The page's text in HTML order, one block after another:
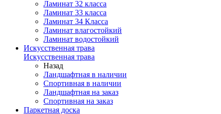
Ламинат 32 класса
Ламинат 33 класса
Ламинат 34 Класса
Ламинат влагостойкий
Ламинат водостойкий
Искусственная трава
Искусственная трава
Назад
Ландшафтная в наличии
Спортивная в наличии
Ландшафтная на заказ
Спортивная на заказ
Паркетная доска